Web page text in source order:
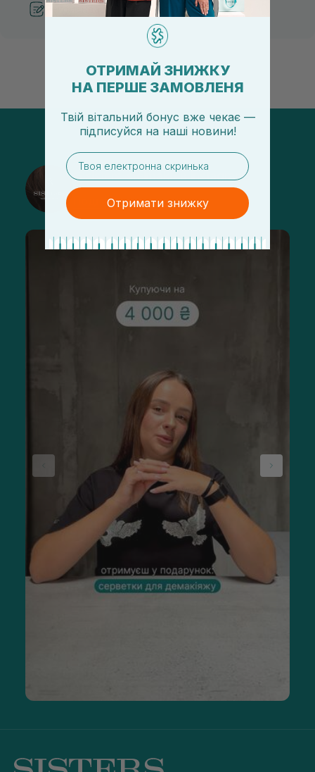
Рекомендации от косметологов
@sisters_stelmakh в Instagram
Подписаться
ОТРИМАЙ ЗНИЖКУ
НА ПЕРШЕ ЗАМОВЛЕНЯ
Твій вітальний бонус вже чекає —
підписуйся на наші новини!
email
Отримати знижку